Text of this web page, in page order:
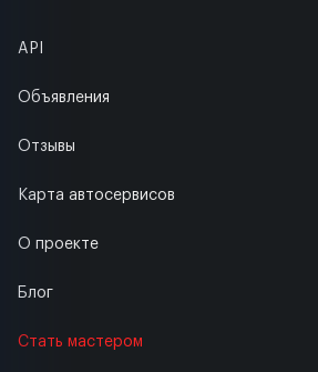
API
Объявления
Отзывы
Карта автосервисов
О проекте
Блог
Стать мастером